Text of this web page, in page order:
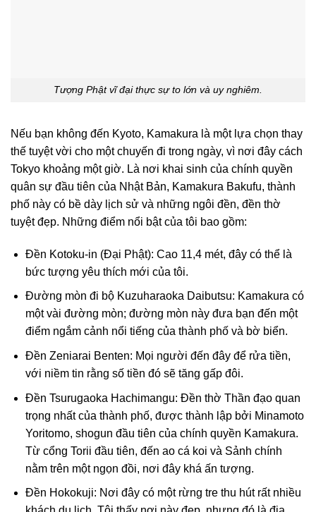
Tượng Phật vĩ đại thực sự to lớn và uy nghiêm.
Nếu bạn không đến Kyoto, Kamakura là một lựa chọn thay
thế tuyệt vời cho một chuyến đi trong ngày, vì nơi đây cách
Tokyo khoảng một giờ. Là nơi khai sinh của chính quyền
quân sự đầu tiên của Nhật Bản, Kamakura Bakufu, thành
phố này có bề dày lịch sử và những ngôi đền, đền thờ
tuyệt đẹp. Những điểm nổi bật của tôi bao gồm:
Đền Kotoku-in (Đại Phật): Cao 11,4 mét, đây có thể là
bức tượng yêu thích mới của tôi.
Đường mòn đi bộ Kuzuharaoka Daibutsu: Kamakura có
một vài đường mòn; đường mòn này đưa bạn đến một
điểm ngắm cảnh nổi tiếng của thành phố và bờ biển.
Đền Zeniarai Benten: Mọi người đến đây để rửa tiền,
với niềm tin rằng số tiền đó sẽ tăng gấp đôi.
Đền Tsurugaoka Hachimangu: Đền thờ Thần đạo quan
trọng nhất của thành phố, được thành lập bởi Minamoto
Yoritomo, shogun đầu tiên của chính quyền Kamakura.
Từ cổng Torii đầu tiên, đến ao cá koi và Sảnh chính
nằm trên một ngọn đồi, nơi đây khá ấn tượng.
Đền Hokokuji: Nơi đây có một rừng tre thu hút rất nhiều